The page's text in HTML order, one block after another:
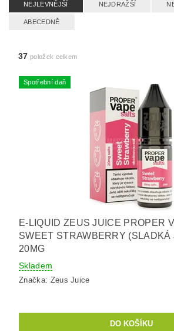
NEJLEVNĚJŠÍ NEJDRAŽŠÍ
ABECEDNĚ
37 položek celkem
Spotřební daň
E-LIQUID ZEUS JUICE PROPER
SWEET STRAWBERRY (SLADKÁ
20MG
Skladem
Značka: Zeus Juice